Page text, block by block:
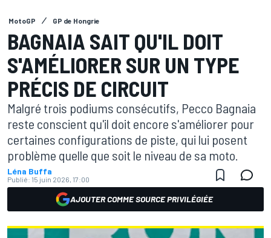
MotoGP GP de Hongrie
BAGNAIA SAIT QU'IL DOIT
S'AMÉLIORER SUR UN TYPE
PRÉCIS DE CIRCUIT
Malgré trois podiums consécutifs, Pecco Bagnaia
reste conscient qu'il doit encore s'améliorer pour
certaines configurations de piste, qui lui posent
problème quelle que soit le niveau de sa moto.
Léna Buffa
Publié: 15 juin 2026, 17:00
AJOUTER COMME SOURCE PRIVILÉGIÉE